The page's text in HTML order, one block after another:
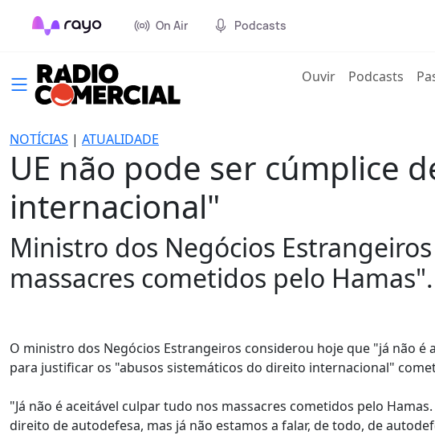
On Air Podcasts
Ouvir(current)
Podcasts
NOTÍCIAS | ATUALIDADE
UE não pode ser cúmplice
internacional"
Ministro dos Negócios
massacres cometidos pelo Hamas".
O ministro dos Negócios Estrangeiros considerou hoje que "já não
para justificar os "abusos sistemáticos do direito internacional"
"Já não é aceitável culpar tudo nos massacres cometidos pelo
direito de autodefesa, mas já não estamos a falar, de todo, de